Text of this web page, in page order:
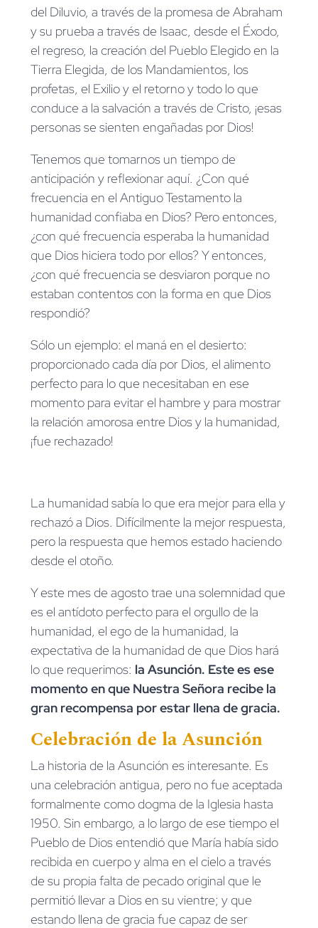
del Diluvio, a través de la promesa de Abraham
y su prueba a través de Isaac, desde el Éxodo,
el regreso, la creación del Pueblo Elegido en la
Tierra Elegida, de los Mandamientos, los
profetas, el Exilio y el retorno y todo lo que
conduce a la salvación a través de Cristo, ¡esas
personas se sienten engañadas por Dios!
Tenemos que tomarnos un tiempo de
anticipación y reflexionar aquí. ¿Con qué
frecuencia en el Antiguo Testamento la
humanidad confiaba en Dios? Pero entonces,
¿con qué frecuencia esperaba la humanidad
que Dios hiciera todo por ellos? Y entonces,
¿con qué frecuencia se desviaron porque no
estaban contentos con la forma en que Dios
respondió?
Sólo un ejemplo: el maná en el desierto:
proporcionado cada día por Dios, el alimento
perfecto para lo que necesitaban en ese
momento para evitar el hambre y para mostrar
la relación amorosa entre Dios y la humanidad,
¡fue rechazado!
La humanidad sabía lo que era mejor para ella y
rechazó a Dios. Difícilmente la mejor respuesta,
pero la respuesta que hemos estado haciendo
desde el otoño.
Y este mes de agosto trae una solemnidad que
es el antídoto perfecto para el orgullo de la
humanidad, el ego de la humanidad, la
expectativa de la humanidad de que Dios hará
lo que requerimos: la Asunción. Este es ese
momento en que Nuestra Señora recibe la
gran recompensa por estar llena de gracia.
Celebración de la Asunción
La historia de la Asunción es interesante. Es
una celebración antigua, pero no fue aceptada
formalmente como dogma de la Iglesia hasta
1950. Sin embargo, a lo largo de ese tiempo el
Pueblo de Dios entendió que María había sido
recibida en cuerpo y alma en el cielo a través
de su propia falta de pecado original que le
permitió llevar a Dios en su vientre; y que
estando llena de gracia fue capaz de ser